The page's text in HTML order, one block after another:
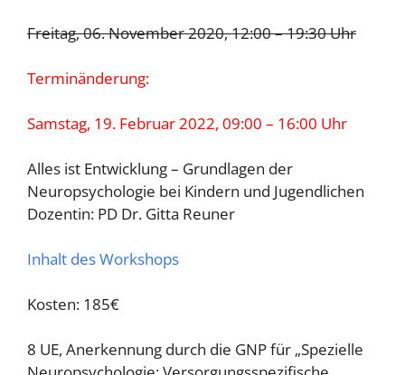
Freitag, 06. November 2020, 12:00 – 19:30 Uhr
Terminänderung:
Samstag, 19. Februar 2022, 09:00 – 16:00 Uhr
Alles ist Entwicklung – Grundlagen der
Neuropsychologie bei Kindern und Jugendlichen
Dozentin: PD Dr. Gitta Reuner
Inhalt des Workshops
Kosten: 185€
8 UE, Anerkennung durch die GNP für „Spezielle